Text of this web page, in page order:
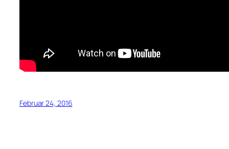
Februar 24, 2016